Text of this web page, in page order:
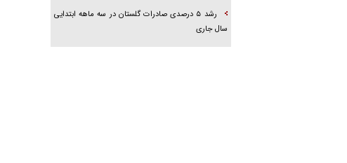
رشد ۵ درصدی صادرات گلستان در سه ماهه ابتدایی
سال جاری